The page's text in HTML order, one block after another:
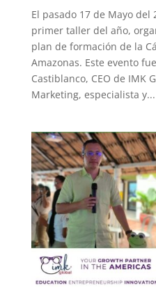
El pasado 17 de Mayo del
primer taller del año,
plan de formación de la
Amazonas. Este evento
Castiblanco, CEO de IMK
Marketing, especialista y...